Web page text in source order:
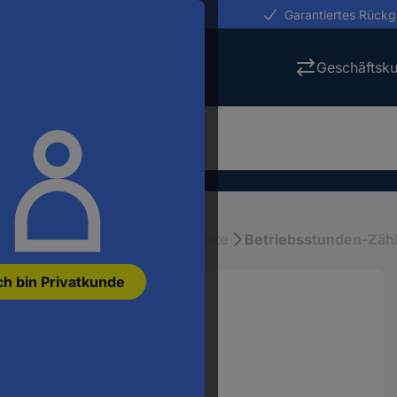
bin Privatkunde
Garantiertes
Einbau-Messinstrumente Betriebsstunden-